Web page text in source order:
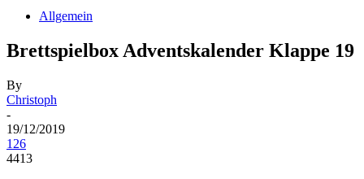
Allgemein
Brettspielbox Adventskalender Klappe 19
By
Christoph
-
19/12/2019
126
4413